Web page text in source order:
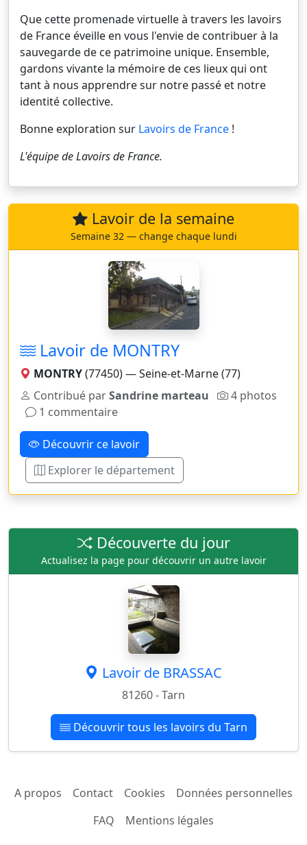
Que cette promenade virtuelle à travers les lavoirs
de France éveille en vous l'envie de contribuer à la
sauvegarde de ce patrimoine unique. Ensemble,
gardons vivante la mémoire de ces lieux qui ont
tant à nous apprendre sur notre passé et notre
identité collective.
Bonne exploration sur Lavoirs de France !
L'équipe deLavoirs de France.
Lavoir de la semaine
Semaine 32 — change chaque lundi
Lavoir de MONTRY
MONTRY(77450) — Seine-et-Marne (77)
Contribué parSandrine marteau
4 photos
1 commentaire
Découvrir ce lavoir
Explorer le département
Découverte du jour
Actualisez la page pour découvrir un autre lavoir
Lavoir de BRASSAC
81260 - Tarn
Découvrir tous les lavoirs du Tarn
A propos Contact Cookies
Données personnelles
FAQ
Mentions légales